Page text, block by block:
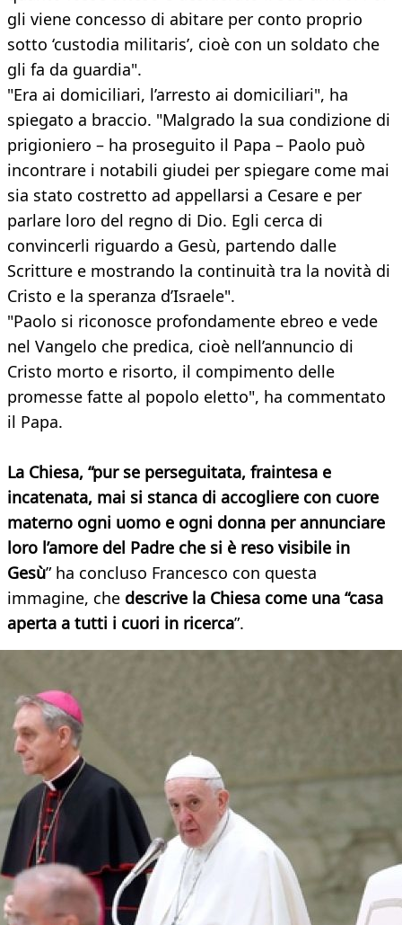
gli viene concesso di abitare per conto proprio
sotto ‘custodia militaris’, cioè con un soldato che
gli fa da guardia".
"Era ai domiciliari, l’arresto ai domiciliari", ha
spiegato a braccio. "Malgrado la sua condizione di
prigioniero – ha proseguito il Papa – Paolo può
incontrare i notabili giudei per spiegare come mai
sia stato costretto ad appellarsi a Cesare e per
parlare loro del regno di Dio. Egli cerca di
convincerli riguardo a Gesù, partendo dalle
Scritture e mostrando la continuità tra la novità di
Cristo e la speranza d’Israele".
"Paolo si riconosce profondamente ebreo e vede
nel Vangelo che predica, cioè nell’annuncio di
Cristo morto e risorto, il compimento delle
promesse fatte al popolo eletto", ha commentato
il Papa.
La Chiesa, “pur se perseguitata, fraintesa e
incatenata, mai si stanca di accogliere con cuore
materno ogni uomo e ogni donna per annunciare
loro l’amore del Padre che si è reso visibile in
Gesù” ha concluso Francesco con questa
immagine, che descrive la Chiesa come una “casa
aperta a tutti i cuori in ricerca”.